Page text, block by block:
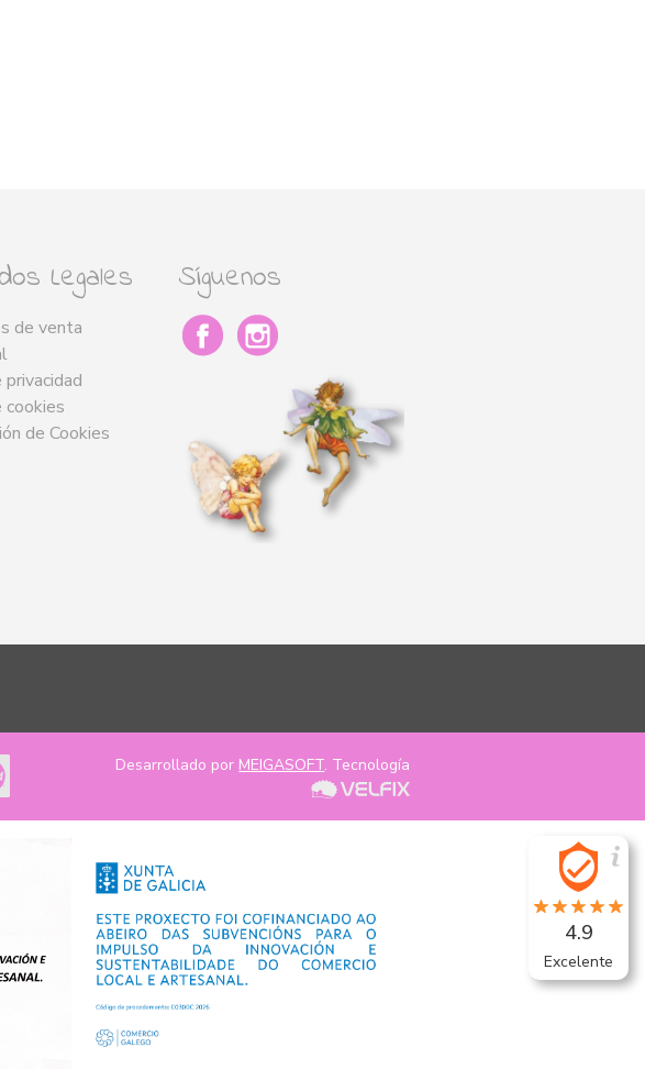
Legales
de venta
cookies
de Cookies
Síguenos
Desarrollado por MEIGASOFT. Tecnología
4.9
Excelente